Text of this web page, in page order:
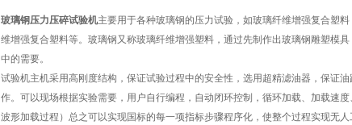
玻璃钢压力压碎试验机主要用于各种玻璃钢的压力试验，如玻璃纤维增强复合塑
维增强复合塑料等。玻璃钢又称玻璃纤维增强塑料，通过先制作出玻璃钢雕塑模
中的需要。
试验机主机采用高刚度结构，保证试验过程中的安全性，选用超精滤油器，保证
作。可以现场根据实验需要，用户自行编程，自动闭环控制，循环加载、加载速
波形加载过程）总之可以实现国标的每一项指标步骤程序化，使整个过程实现无人